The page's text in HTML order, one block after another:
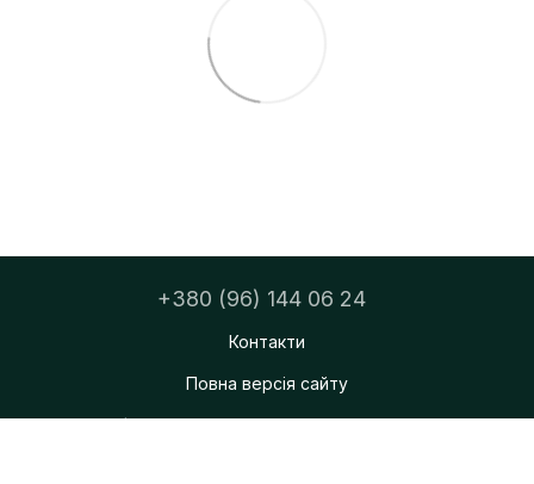
+380 (96) 144 06 24
Контакти
Повна версія сайту
ФОП Тацюк Дмитро Мирославович